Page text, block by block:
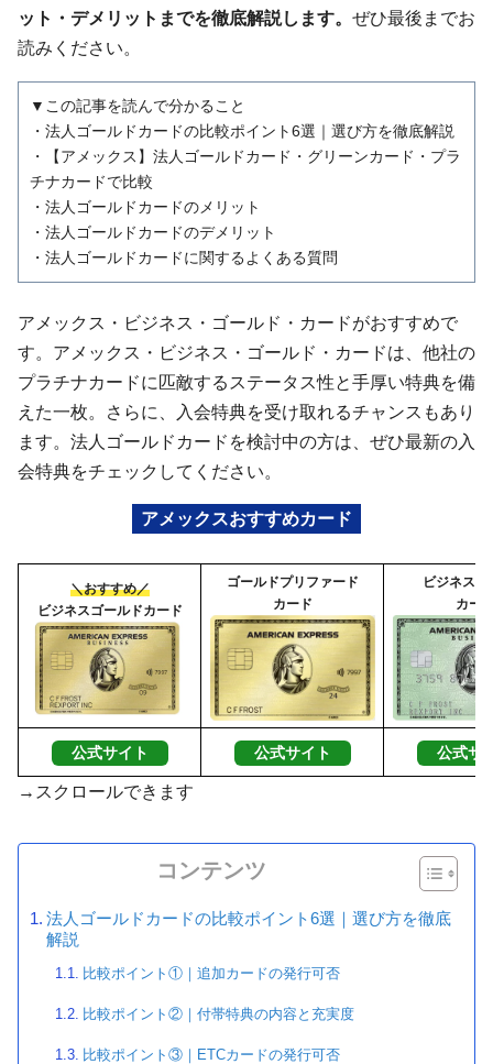
ット・デメリットまでを徹底解説します。 ぜひ最後までお
読みください。
▼この記事を読んで分かること
・法人ゴールドカードの比較ポイント6選｜選び方を徹底解説
・【アメックス】法人ゴールドカード・グリーンカード・プラ
チナカードで比較
・法人ゴールドカードのメリット
・法人ゴールドカードのデメリット
・法人ゴールドカードに関するよくある質問
アメックス・ビジネス・ゴールド・カードがおすすめで
す。アメックス・ビジネス・ゴールド・カードは、他社の
プラチナカードに匹敵するステータス性と手厚い特典を備
えた一枚。さらに、入会特典を受け取れるチャンスもあり
ます。法人ゴールドカードを検討中の方は、ぜひ最新の入
会特典をチェックしてください。
アメックスおすすめカード
＼おすすめ／
ビジネスゴールドカード
ゴールドプリファード
カード
ビジネスグ
カー
公式サイト 公式サイト 公式サ
→スクロールできます
コンテンツ
法人ゴールドカードの比較ポイント6選｜選び方を徹底
解説
比較ポイント①｜追加カードの発行可否
比較ポイント②｜付帯特典の内容と充実度
比較ポイント③｜ETCカードの発行可否